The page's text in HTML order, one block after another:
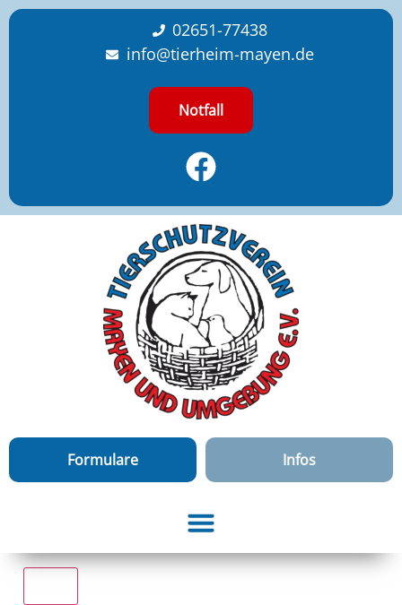
content
02651-77438
info@tierheim-mayen.de
Notfall
Formulare Infos